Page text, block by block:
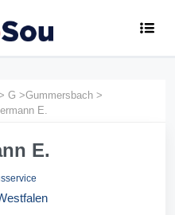
G >Gummersbach >
E.
E.